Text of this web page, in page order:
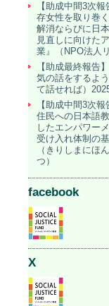
【助成中間3次
存女性を取り巻
解消ならびに日
見直しに向けた
業』（NPO法人
【助成最終報告
気の話をするよ
て話せれば）
【助成中間3次
住民への日本語
したエンパワー
受け入れ体制の
（きりしまにほ
つ）
facebook
X